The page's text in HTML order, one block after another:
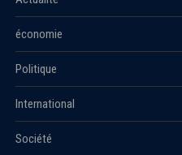
économie
Politique
International
Société